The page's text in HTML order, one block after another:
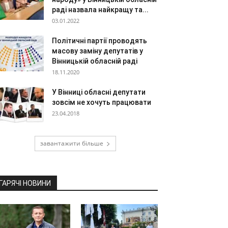
раді назвала найкращу та...
03.01.2022
Політичні партії проводять
масову заміну депутатів у
Вінницькій обласній раді
18.11.2020
У Вінниці обласні депутати
зовсім не хочуть працювати
23.04.2018
завантажити більше
НОВИНИ